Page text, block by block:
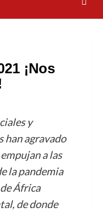
¡Nos
y
han agravado
a las
la pandemia
África
de donde